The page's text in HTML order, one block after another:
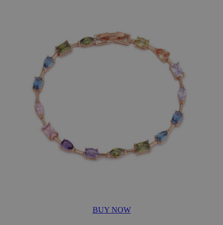
BUY NOW